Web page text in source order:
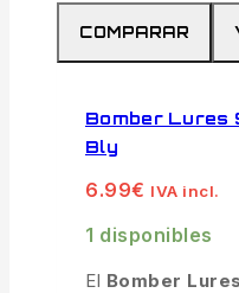
COMPARAR
Bomber Lures
Bly
6.99€ IVA incl.
1 disponibles
El Bomber